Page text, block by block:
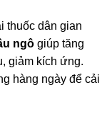
thuốc dân gian
ngôgiúp tăng
giảm kích ứng.
hàng ngày để cải